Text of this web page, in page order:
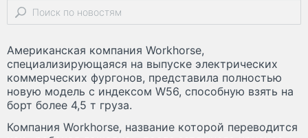
Американская компания Workhorse,
специализирующаяся на выпуске электрических
коммерческих фургонов, представила полностью
новую модель с индексом W56, способную взять на
борт более 4,5 т груза.
Компания Workhorse, название которой переводится